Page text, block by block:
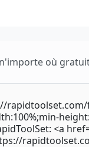
où